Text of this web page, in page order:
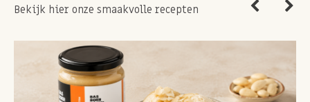
Bekijk hier onze smaakvolle recepten